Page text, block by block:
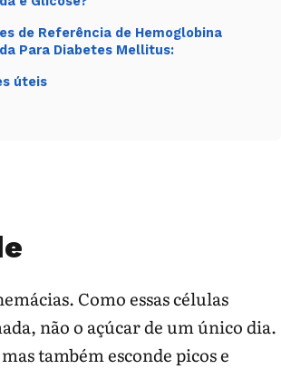
de Referência de Hemoglobina
Para Diabetes Mellitus:
úteis
Como essas células
não o açúcar de um único dia.
também esconde picos e